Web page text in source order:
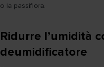
o la passiflora.
Ridurre l’umidità
deumidificatore